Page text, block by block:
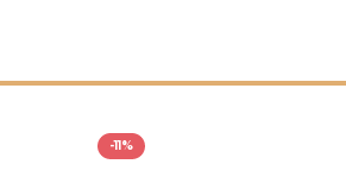
-11%